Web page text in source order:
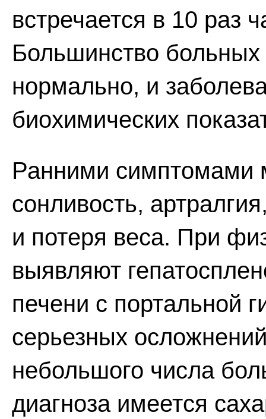
встречается в 10 раз
Большинство
нормально, и
биохимических
Ранними симптомами
сонливость,
и потеря веса. При
выявляют
печени с портальной
серьезных
небольшого числа
диагноза имеется